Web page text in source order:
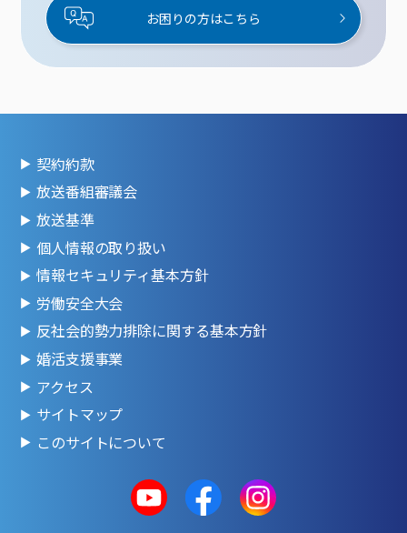
お困りの方はこちら
契約約款
放送番組審議会
放送基準
個人情報の取り扱い
情報セキュリティ基本方針
労働安全大会
反社会的勢力排除に関する基本方針
婚活支援事業
アクセス
サイトマップ
このサイトについて